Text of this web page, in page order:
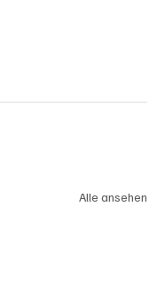
Alle ansehen